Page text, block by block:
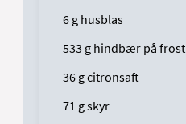
6 g husblas
533 g hindbær på frost
36 g citronsaft
71 g skyr